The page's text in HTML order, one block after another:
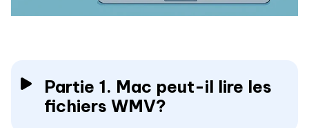
Partie 1. Mac peut-il lire les
fichiers WMV?